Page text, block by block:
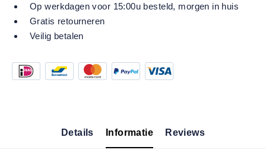
Op werkdagen voor 15:00u besteld, morgen in huis
Gratis retourneren
Veilig betalen
Details Informatie Reviews